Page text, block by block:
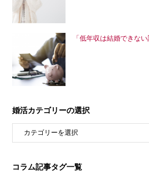
「低年収は結婚できな
婚活カテゴリーの選択
コラム記事タグ一覧